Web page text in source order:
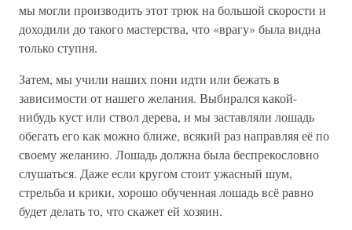
мы могли производить этот трюк на большой скорости и
доходили до такого мастерства, что «врагу» была видна
только ступня.
Затем, мы учили наших пони идти или бежать в
зависимости от нашего желания. Выбирался какой-
нибудь куст или ствол дерева, и мы заставляли лошадь
обегать его как можно ближе, всякий раз направляя её по
своему желанию. Лошадь должна была беспрекословно
слушаться. Даже если кругом стоит ужасный шум,
стрельба и крики, хорошо обученная лошадь всё равно
будет делать то, что скажет ей хозяин.